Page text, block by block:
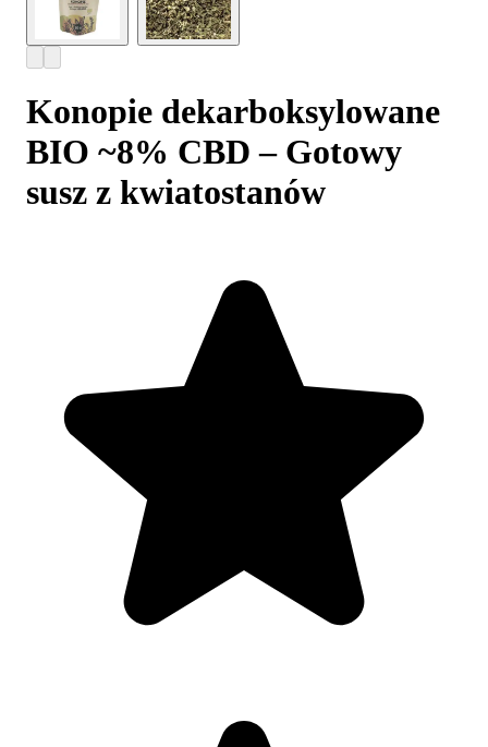
Konopie dekarboksylowane
BIO ~8% CBD – Gotowy
susz z kwiatostanów